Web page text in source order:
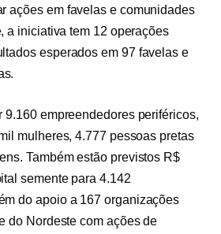
ações em favelas e comunidades
a iniciativa tem 12 operações
esperados em 97 favelas e
9.160 empreendedores periféricos,
mulheres, 4.777 pessoas pretas
Também estão previstos R$
semente para 4.142
do apoio a 167 organizações
do Nordeste com ações de